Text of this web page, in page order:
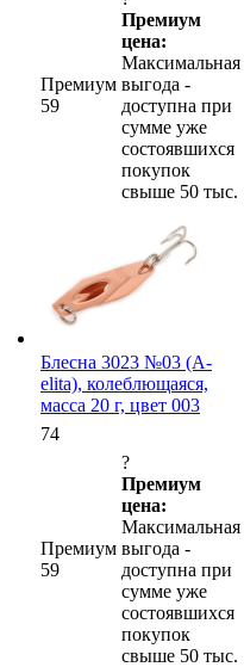
Премиум
59
Премиум
цена:
Максимальная
выгода -
доступна при
сумме уже
состоявшихся
покупок
свыше 50 тыс.
Блесна 3023 №03 (А-
elita), колеблющаяся,
масса 20 г, цвет 003
74
Премиум
59
?
Премиум
цена:
Максимальная
выгода -
доступна при
сумме уже
состоявшихся
покупок
свыше 50 тыс.